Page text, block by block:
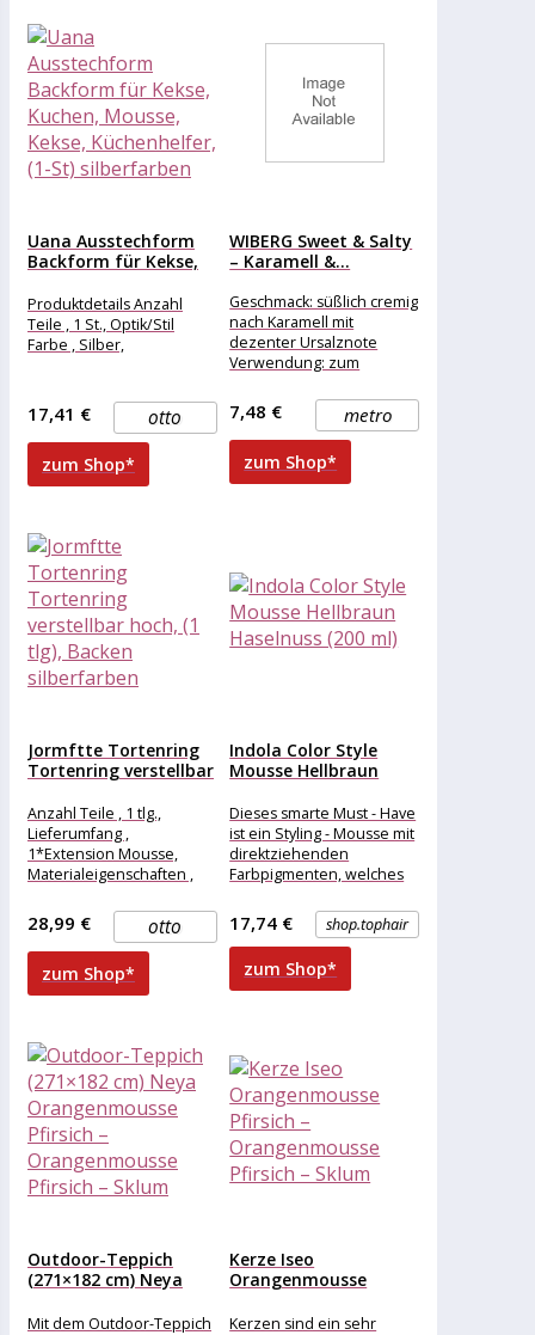
Uana Ausstechform
Backform für Kekse,
Produktdetails Anzahl
Teile , 1 St., Optik/Stil
Farbe , Silber,
otto
17,41 €
zum Shop*
WIBERG Sweet & Salty
– Karamell &...
Geschmack: süßlich cremig
nach Karamell mit
dezenter Ursalznote
Verwendung: zum
Eisbechern, Sorbets,
Parfaits, Mousse, Torten,
Kuchen, Pancakes,
Palatschinken
metro
7,48 €
zum Shop*
Jormftte Tortenring
Tortenring verstellbar
Anzahl Teile , 1 tlg.,
Lieferumfang ,
1*Extension Mousse,
Materialeigenschaften ,
Pflegehinweise ,
Waschbar,spülmaschinenfest,
Farbe , Silber,
otto
28,99 €
zum Shop*
Indola Color Style
Mousse Hellbraun
Dieses smarte Must - Have
ist ein Styling - Mousse mit
direktziehenden
Farbpigmenten, welches
einem einfachenshop.tophair
17,74 €
zum Shop*
Outdoor-Teppich
(271×182 cm) Neya
Pfirsich –...
Mit dem Outdoor-Teppich
Kerze Iseo
Orangenmousse
Orangenmousse
Kerzen sind ein sehr